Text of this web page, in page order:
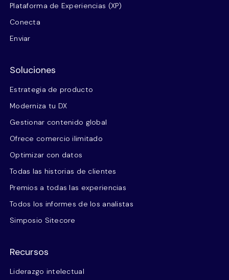
Plataforma de Experiencias (XP)
Conecta
Enviar
Soluciones
Estrategia de producto
Moderniza tu DX
Gestionar contenido global
Ofrece comercio ilimitado
Optimizar con datos
Todas las historias de clientes
Premios a todas las experiencias
Todos los informes de los analistas
Simposio Sitecore
Recursos
Liderazgo intelectual